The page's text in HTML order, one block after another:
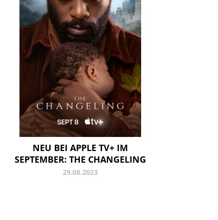
NEU BEI APPLE TV+ IM
SEPTEMBER: THE CHANGELING
29.08.2023